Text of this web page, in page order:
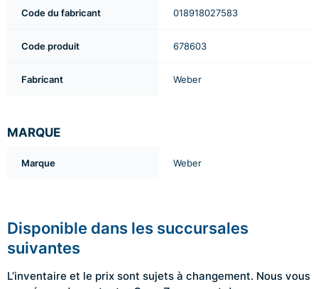
Code du fabricant 018918027583
Code produit 678603
Fabricant Weber
MARQUE
Marque Weber
Disponible dans les succursales
suivantes
L’inventaire et le prix sont sujets à changement. Nous vous